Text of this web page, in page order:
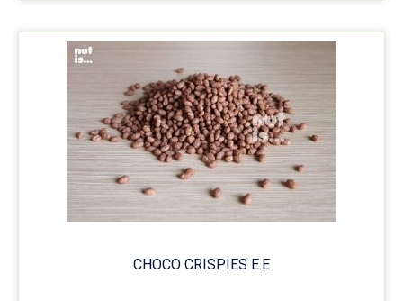
CHOCO CRISPIES E.E